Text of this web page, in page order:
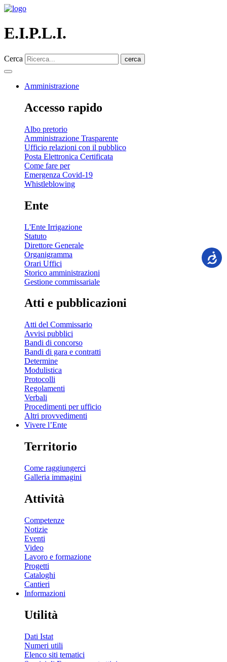
E.I.P.L.I.
Cerca cerca
Amministrazione
Accesso rapido
Albo pretorio
Amministrazione Trasparente
Ufficio relazioni con il pubblico
Posta Elettronica Certificata
Come fare per
Emergenza Covid-19
Whistleblowing
Ente
L'Ente Irrigazione
Statuto
Direttore Generale
Organigramma
Orari Uffici
Storico amministrazioni
Gestione commissariale
Atti e pubblicazioni
Atti del Commissario
Avvisi pubblici
Bandi di concorso
Bandi di gara e contratti
Determine
Modulistica
Protocolli
Regolamenti
Verbali
Procedimenti per ufficio
Altri provvedimenti
Vivere l’Ente
Territorio
Come raggiungerci
Galleria immagini
Attività
Competenze
Notizie
Eventi
Video
Lavoro e formazione
Progetti
Cataloghi
Cantieri
Informazioni
Utilità
Dati Istat
Numeri utili
Elenco siti tematici